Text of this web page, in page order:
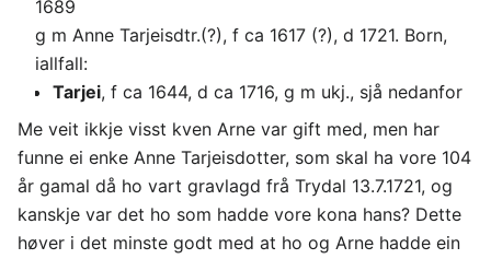
1689
g m Anne Tarjeisdtr.(?), f ca 1617 (?), d 1721. Born,
iallfall:
Tarjei, f ca 1644, d ca 1716, g m ukj., sjå nedanfor
Me veit ikkje visst kven Arne var gift med, men har
funne ei enke Anne Tarjeisdotter, som skal ha vore 104
år gamal då ho vart gravlagd frå Trydal 13.7.1721, og
kanskje var det ho som hadde vore kona hans? Dette
høver i det minste godt med at ho og Arne hadde ein